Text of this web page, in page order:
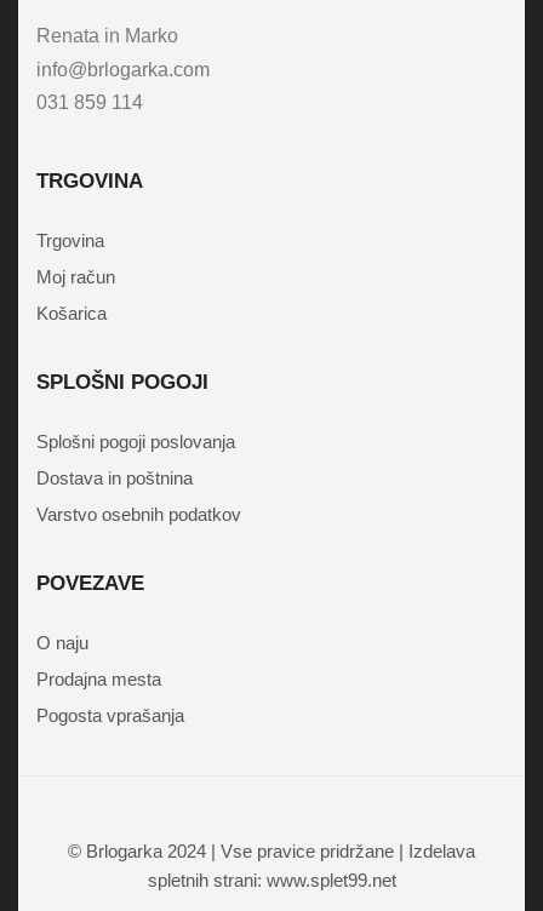
Renata in Marko
info@brlogarka.com
031 859 114
TRGOVINA
Trgovina
Moj račun
Košarica
SPLOŠNI POGOJI
Splošni pogoji poslovanja
Dostava in poštnina
Varstvo osebnih podatkov
POVEZAVE
O naju
Prodajna mesta
Pogosta vprašanja
© Brlogarka 2024 | Vse pravice pridržane | Izdelava
spletnih strani: www.splet99.net